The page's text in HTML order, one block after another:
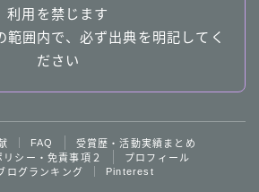
利用を禁じます
範囲内で、必ず出典を明記してく
ださい
FAQ
受賞歴・活動実績まとめ
シー・免責事項２
プロフィール
ログランキング
Pinterest